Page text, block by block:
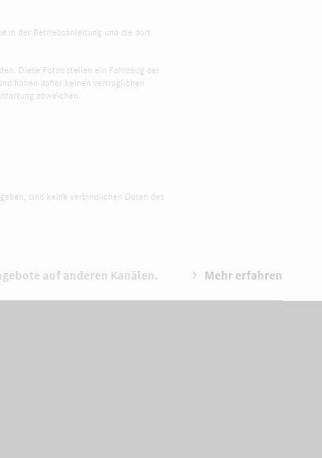
in der Betriebsanleitung und die dort
Diese Fotos stellen ein Fahrzeug der
haben daher keinen vertraglichen
abweichen.
sind keine verbindlichen Daten des
auf anderen Kanälen. Mehr erfahren